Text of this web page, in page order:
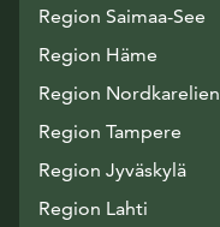
Region Saimaa-See
Region Häme
Region Nordkarelien
Region Tampere
Region Jyväskylä
Region Lahti